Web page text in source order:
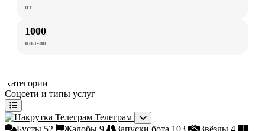
от
1000
кол-во
Категории
Соцсети и типы услуг
Телеграм
Бусты 52 Жалобы 9 Запуски бота 103 Звёзды 4